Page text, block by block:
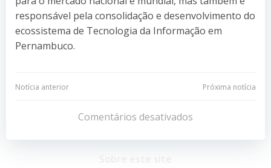
responsável pela consolidação e desenvolvimento do
ecossistema de Tecnologia da Informação em
Pernambuco.
Navegação
Post
Notícia anterior
Navegação
de
Post
Próxima notícia
Comentários desativados